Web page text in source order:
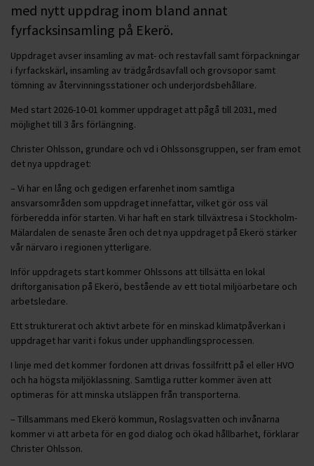
med nytt uppdrag inom bland annat
fyrfacksinsamling på Ekerö.
Uppdraget avser insamling av mat- och restavfall samt förpackningar
i fyrfackskärl, insamling av trädgårdsavfall och grovsopor samt
tömning av återvinningsstationer och underjordsbehållare.
Med start 2026-10-01 kommer uppdraget att pågå till 2031, med
möjlighet till 3 års förlängning.
Christer Ohlsson, grundare och vd i Ohlssonsgruppen, ser fram emot
det nya uppdraget:
– Vi har en lång och gedigen erfarenhet inom samtliga
ansvarsområden som uppdraget innefattar, vilket gör oss väl
förberedda inför starten. Vi har haft en stark tillväxtresa i Stockholm-
Mälardalen de senaste åren och det nya uppdraget på Ekerö stärker
vår närvaro i regionen ytterligare.
Inför uppdragets start kommer Ohlssons att tillsätta en lokal
driftorganisation på Ekerö, bestående av ett tiotal miljöarbetare och
arbetsledare.
Ett strukturerat och aktivt arbete för en minskad klimatpåverkan i
uppdraget har varit i fokus under upphandlingsprocessen.
I linje med det kommer fordonen att drivas fossilfritt på el eller HVO
och ha högsta miljöklassning. Samtliga rutter kommer även att
optimeras för att minska utsläppen från transporterna.
– Tillsammans med Ekerö kommun, Roslagsvatten och invånarna
kommer vi att arbeta för en god dialog och ökad hållbarhet, förklarar
Christer Ohlsson.